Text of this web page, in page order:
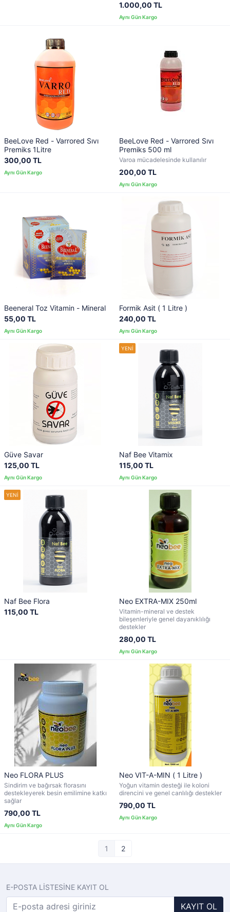
1.000,00 TL
BeeLove Red - Varrored Sıvı
Premiks 1Litre
300,00 TL
BeeLove Red - Varrored Sıvı
Premiks 500 ml
Varoa mücadelesinde kullanılır
200,00 TL
Beeneral Toz Vitamin - Mineral
55,00 TL
Formik Asit ( 1 Litre )
240,00 TL
Güve Savar
125,00 TL
Naf Bee Vitamix
115,00 TL
Naf Bee Flora
115,00 TL
Neo EXTRA-MIX 250ml
Vitamin-mineral ve destek
bileşenleriyle genel dayanıklılığı
destekler
280,00 TL
Neo FLORA PLUS
Sindirim ve bağırsak florasını
destekleyerek besin emilimine katkı
sağlar
790,00 TL
Neo VIT-A-MIN ( 1 Litre )
Yoğun vitamin desteği ile koloni
direncini ve genel canlılığı destekler
790,00 TL
1 2
E-POSTA LİSTESİNE KAYIT OL
KAYIT OL